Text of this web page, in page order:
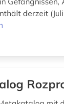
derzeit